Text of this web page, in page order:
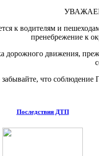
к водителям и
пренебрежение к
дорожного движения,
что соблюдение
Последствия ДТП